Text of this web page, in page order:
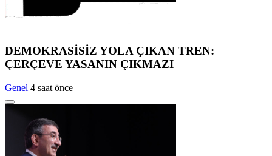
DEMOKRASİSİZ YOLA ÇIKAN TREN:
ÇERÇEVE YASANIN ÇIKMAZI
Genel 4 saat önce